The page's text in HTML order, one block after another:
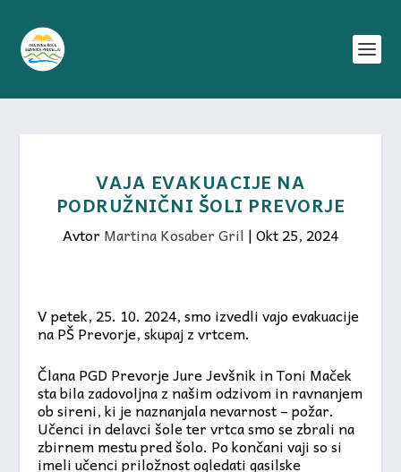
VAJA EVAKUACIJE NA
PODRUŽNIČNI ŠOLI PREVORJE
Avtor Martina Kosaber Gril |Okt 25, 2024
V petek, 25. 10. 2024, smo izvedli vajo evakuacije
na PŠ Prevorje, skupaj z vrtcem.
Člana PGD Prevorje Jure Jevšnik in Toni Maček
sta bila zadovoljna z našim odzivom in ravnanjem
ob sireni, ki je naznanjala nevarnost – požar.
Učenci in delavci šole ter vrtca smo se zbrali na
zbirnem mestu pred šolo. Po končani vaji so si
imeli učenci priložnost ogledati gasilske